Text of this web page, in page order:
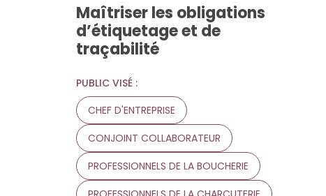
Maîtriser les obligations
d’étiquetage et de
traçabilité
PUBLIC VISÉ :
CHEF D'ENTREPRISE
CONJOINT COLLABORATEUR
PROFESSIONNELS DE LA BOUCHERIE